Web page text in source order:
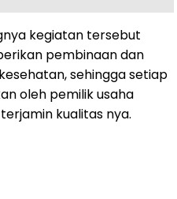
kegiatan tersebut
pembinaan dan
sehingga setiap
oleh pemilik usaha
kualitas nya.